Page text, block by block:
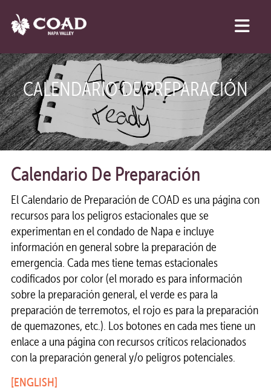
CALENDARIO DE PREPARACIÓN
Calendario De Preparación
El Calendario de Preparación de COAD es una página con
recursos para los peligros estacionales que se
experimentan en el condado de Napa e incluye
información en general sobre la preparación de
emergencia. Cada mes tiene temas estacionales
codificados por color (el morado es para información
sobre la preparación general, el verde es para la
preparación de terremotos, el rojo es para la preparación
de quemazones, etc.). Los botones en cada mes tiene un
enlace a una página con recursos críticos relacionados
con la preparación general y/o peligros potenciales.
[ENGLISH]